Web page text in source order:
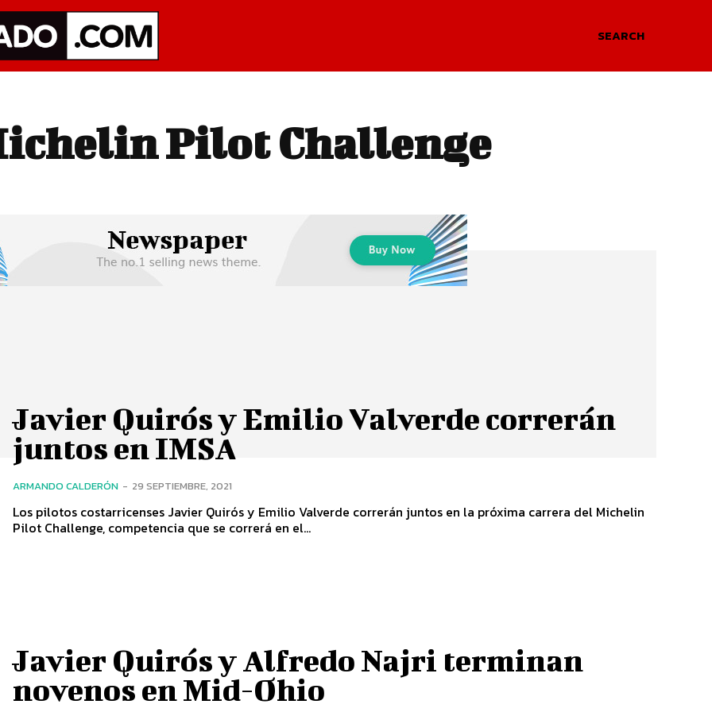
SEARCH
Pilot Challenge
Javier Quirós y Emilio Valverde correrán
juntos en IMSA
ARMANDO CALDERÓN - 29 SEPTIEMBRE, 2021
Los pilotos costarricenses Javier Quirós y Emilio Valverde correrán juntos en la próxima carrera del Michelin
Pilot Challenge, competencia que se correrá en el...
Javier Quirós y Alfredo Najri terminan
novenos en Mid-Ohio